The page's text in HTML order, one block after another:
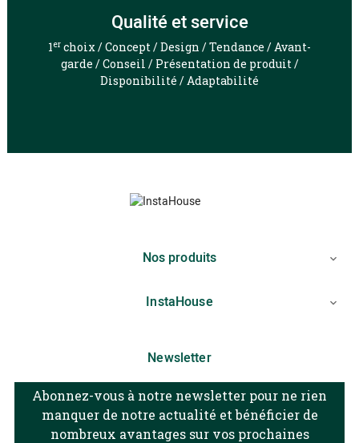
Qualité et service
1er choix / Concept / Design / Tendance / Avant-
garde / Conseil / Présentation de produit /
Disponibilité / Adaptabilité
Nos produits 
InstaHouse 
Newsletter
Abonnez-vous à notre newsletter pour ne rien
manquer de notre actualité et bénéficier de
nombreux avantages sur vos prochaines